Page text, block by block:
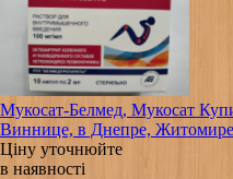
Мукосат-Белмед, Мукосат
Виннице, в Днепре,
Ціну уточнюйте
в наявності